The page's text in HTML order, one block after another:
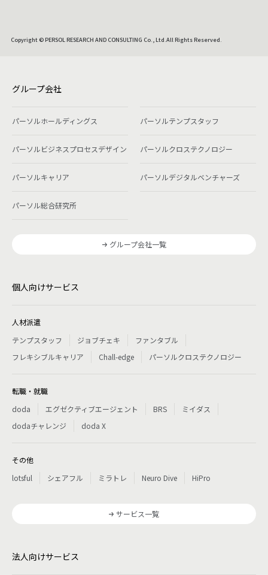
Copyright © PERSOL RESEARCH AND CONSULTING Co., Ltd.All Rights Reserved.
グループ会社
パーソルホールディングス パーソルテンプスタッフ
パーソルビジネスプロセスデザイン パーソルクロステクノロジー
パーソルキャリア パーソルデジタルベンチャーズ
パーソル総合研究所
グループ会社一覧
個人向けサービス
人材派遣
テンプスタッフ
ジョブチェキ
ファンタブル
フレキシブルキャリア
Chall-edge パーソルクロステクノロジー
転職・就職
doda
エグゼクティブエージェント BRS
ミイダス
dodaチャレンジ
doda X
その他
lotsful
シェアフル ミラトレ Neuro Dive HiPro
サービス一覧
法人向けサービス